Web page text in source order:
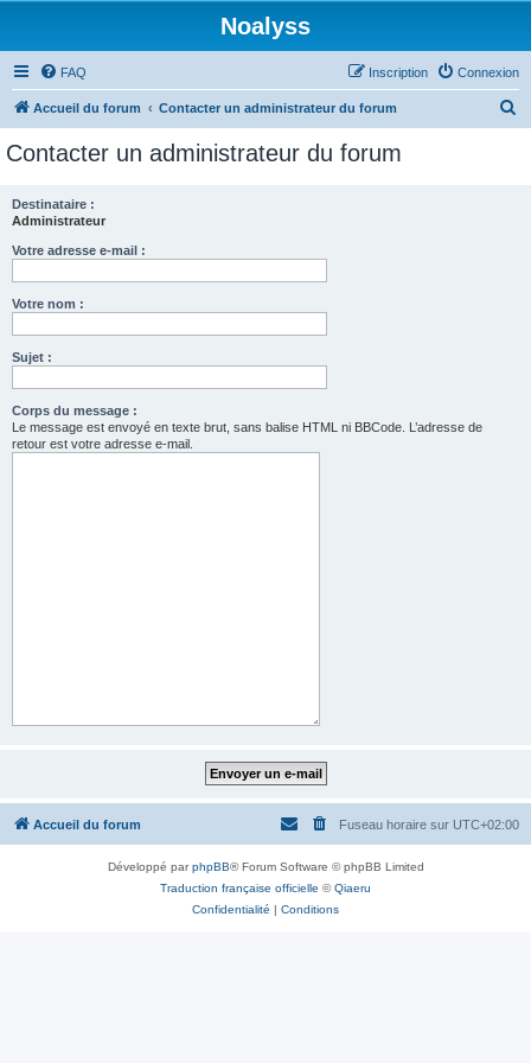
Noalyss
FAQ Connexion
Inscription
Accueil du forum Contacter un administrateur du forum
Contacter un administrateur du forum
Destinataire :
Administrateur
Votre adresse e-mail :
Votre nom :
Sujet :
Corps du message :
Le message est envoyé en texte brut, sans balise HTML ni BBCode. L’adresse de
retour est votre adresse e-mail.
Accueil du forum Fuseau horaire sur UTC+02:00
Développé parphpBB® Forum Software © phpBB Limited
Traduction française officielle ©Qiaeru
Confidentialité | Conditions